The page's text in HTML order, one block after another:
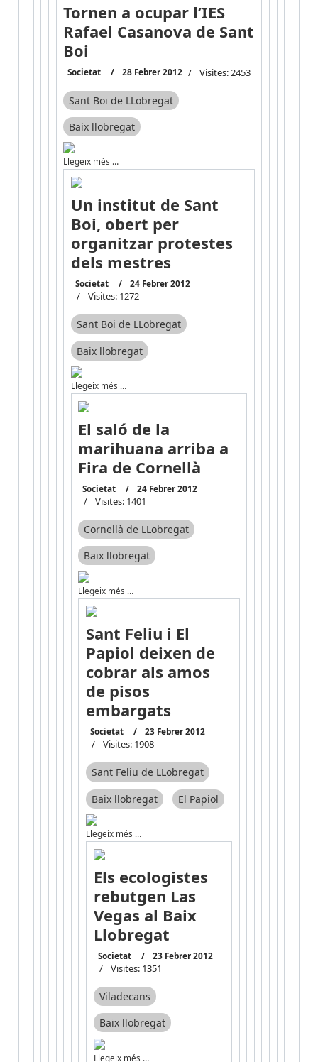
Tornen a ocupar l’IES
Rafael Casanova de Sant
Boi
Societat 28 Febrer 2012 Visites: 2453
Sant Boi de LLobregat
Baix llobregat
Llegeix més …
Un institut de Sant
Boi, obert per
organitzar protestes
dels mestres
Societat 24 Febrer 2012
Visites: 1272
Sant Boi de LLobregat
Baix llobregat
Llegeix més …
El saló de la
marihuana arriba a
Fira de Cornellà
Societat 24 Febrer 2012
Visites: 1401
Cornellà de LLobregat
Baix llobregat
Llegeix més …
Sant Feliu i El
Papiol deixen de
cobrar als amos
de pisos
embargats
Societat 23 Febrer 2012
Visites: 1908
Sant Feliu de LLobregat
Baix llobregat
El Papiol
Llegeix més …
Els ecologistes
rebutgen Las
Vegas al Baix
Llobregat
Societat 23 Febrer 2012
Visites: 1351
Viladecans
Baix llobregat
Llegeix més …